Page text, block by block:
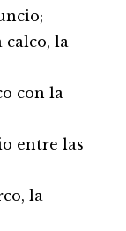
calco, la
con la
entre las
la